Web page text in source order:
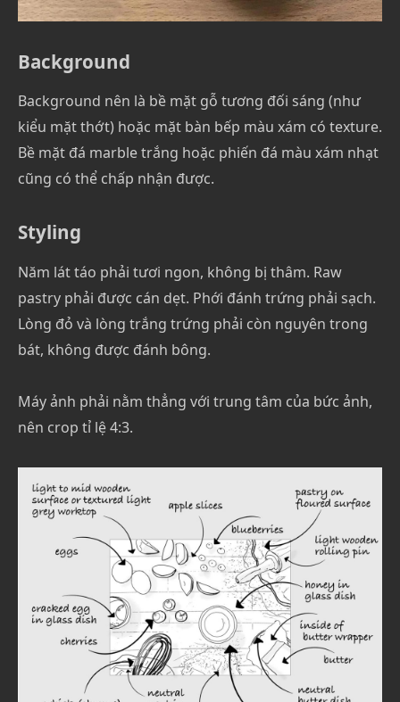
Background
Background nên là bề mặt gỗ tương đối sáng (như
kiểu mặt thớt) hoặc mặt bàn bếp màu xám có texture.
Bề mặt đá marble trắng hoặc phiến đá màu xám nhạt
cũng có thể chấp nhận được.
Styling
Năm lát táo phải tươi ngon, không bị thâm. Raw
pastry phải được cán dẹt. Phới đánh trứng phải sạch.
Lòng đỏ và lòng trắng trứng phải còn nguyên trong
bát, không được đánh bông.
Máy ảnh phải nằm thẳng với trung tâm của bức ảnh,
nên crop tỉ lệ 4:3.